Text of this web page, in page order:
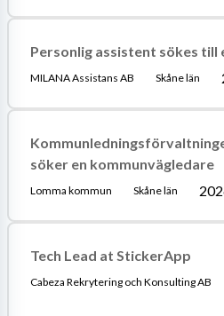
Personlig assistent sökes till
MILANA Assistans AB Skåne län
söker en kommunvägledare
Lomma kommun Skåne län
Tech Lead at StickerApp
Cabeza Rekrytering och Konsulting AB